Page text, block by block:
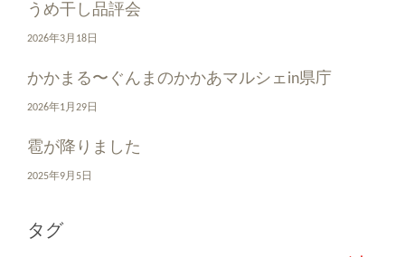
うめ干し品評会
2026年3月18日
かかまる〜ぐんまのかかあマルシェin県庁
2026年1月29日
雹が降りました
2025年9月5日
タグ